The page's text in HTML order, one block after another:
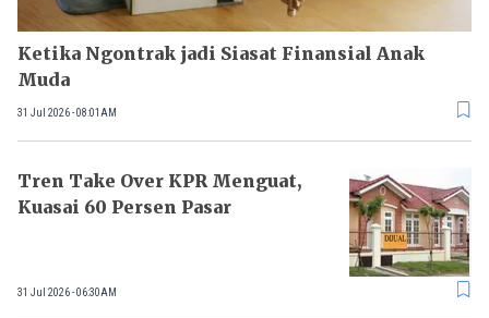
Ketika Ngontrak jadi Siasat Finansial Anak
Muda
31 Jul 2026 - 08:01AM
Tren Take Over KPR Menguat,
Kuasai 60 Persen Pasar
31 Jul 2026 - 06:30AM